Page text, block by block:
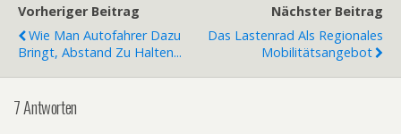
Vorheriger Beitrag
Wie Man Autofahrer Dazu
Bringt, Abstand Zu Halten...
Nächster Beitrag
Das Lastenrad Als Regionales
Mobilitätsangebot
7 Antworten